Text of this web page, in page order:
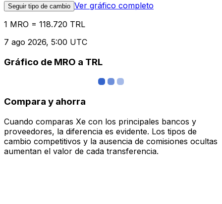
Seguir tipo de cambio Ver gráfico completo
1 MRO = 118.720 TRL
7 ago 2026, 5:00 UTC
Gráfico de MRO a TRL
Compara y ahorra
Cuando comparas Xe con los principales bancos y
proveedores, la diferencia es evidente. Los tipos de
cambio competitivos y la ausencia de comisiones ocultas
aumentan el valor de cada transferencia.